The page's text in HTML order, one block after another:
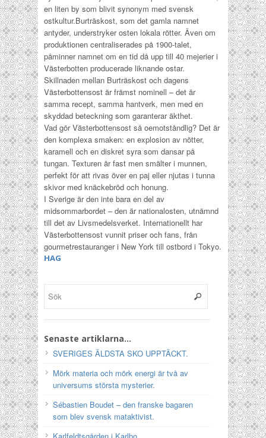
en liten by som blivit synonym med svensk
ostkultur.Burträskost, som det gamla namnet
antyder, understryker osten lokala rötter. Även om
produktionen centraliserades på 1900-talet,
påminner namnet om en tid då upp till 40 mejerier i
Västerbotten producerade liknande ostar.
Skillnaden mellan Burträskost och dagens
Västerbottensost är främst nominell – det är
samma recept, samma hantverk, men med en
skyddad beteckning som garanterar äkthet.
Vad gör Västerbottensost så oemotståndlig? Det är
den komplexa smaken: en explosion av nötter,
karamell och en diskret syra som dansar på
tungan. Texturen är fast men smälter i munnen,
perfekt för att rivas över en paj eller njutas i tunna
skivor med knäckebröd och honung.
I Sverige är den inte bara en del av
midsommarbordet – den är nationalosten, utnämnd
till det av Livsmedelsverket. Internationellt har
Västerbottensost vunnit priser och fans, från
gourmetrestauranger i New York till ostbord i Tokyo.
HAG
Senaste artiklarna…
SVERIGES ÄLDSTA SKO UPPTÄCKT.
Mörk materia och mörk energi är två av
universums största mysterier.
Sébastien Boudet – den franske bagaren
som blev svensk mataktivist.